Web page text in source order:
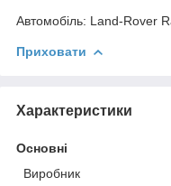
Автомобіль: Land-Rover
Приховати
Характеристики
Основні
Виробник